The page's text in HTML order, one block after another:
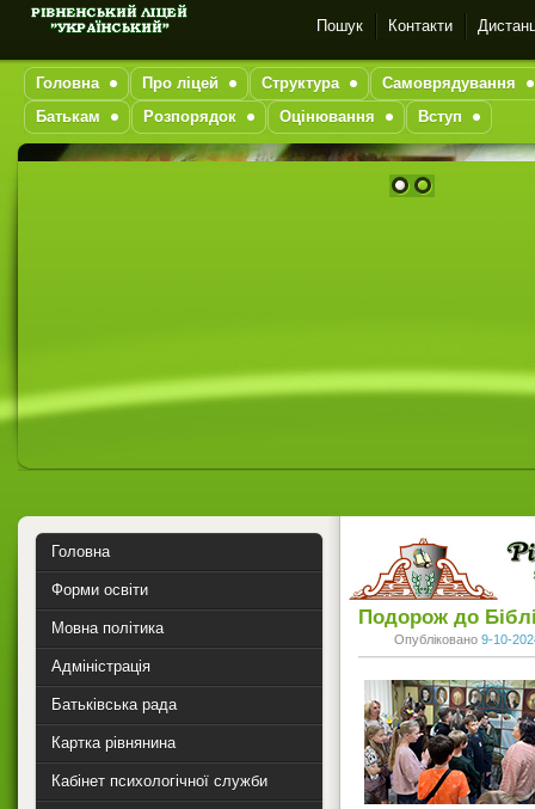
Пошук Контакти
Головна Про ліцей Структура
Самоврядування
Батькам
Розпорядок Оцінювання Вступ
Подорож до
Опубліковано 9-10-
Головна
Форми освіти
Мовна політика
Адміністрація
Батьківська рада
Картка рівнянина
Кабінет психологічної служби